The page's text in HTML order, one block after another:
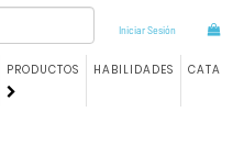
Iniciar Sesión
PRODUCTOS HABILIDADES